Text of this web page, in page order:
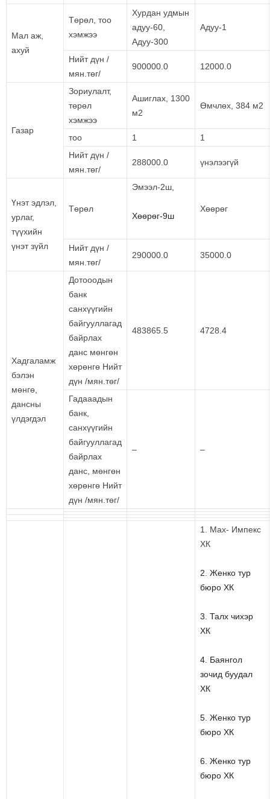
Мал аж,
ахуй
Төрөл, тоо
хэмжээ
Хурдан удмын
адуу-60,
Адуу-300
Адуу-1
Нийт дүн /
мян.төг/
900000.0 12000.0
Газар
Зориулалт,
төрөл
хэмжээ
Ашиглах, 1300
м2
Өмчлөх, 384 м2
тоо 1
1
Нийт дүн /
мян.төг/
288000.0 үнэлээгүй
Үнэт эдлэл,
урлаг,
түүхийн
үнэт зүйл
Төрөл
Эмээл-2ш,
Хөөрөг-9ш
Хөөрөг
Нийт дүн /
мян.төг/
290000.0 35000.0
Хадгаламж
бэлэн
мөнгө,
дансны
үлдэгдэл
Дотооодын
банк
санхүүгийн
байгууллагад
байрлах
данс мөнгөн
хөрөнгө Нийт
дүн /мян.төг/
483865.5 4728.4
Гадааадын
банк,
санхүүгийн
байгууллагад
байрлах
данс, мөнгөн
хөрөнгө Нийт
дүн /мян.төг/
– –
1. Мах- Импекс
ХК
2. Женко тур
бюро ХК
3. Талх чихэр
ХК
4. Баянгол
зочид буудал
ХК
5. Женко тур
бюро ХК
6. Женко тур
бюро ХК